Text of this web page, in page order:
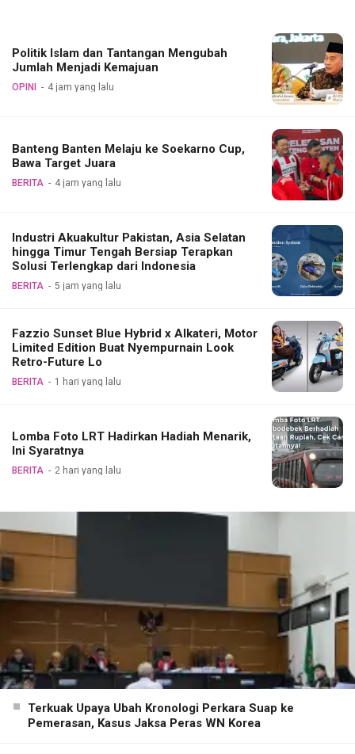
Politik Islam dan Tantangan Mengubah
Jumlah Menjadi Kemajuan
OPINI 4 jam yang lalu
Banteng Banten Melaju ke Soekarno Cup,
Bawa Target Juara
BERITA 4 jam yang lalu
Industri Akuakultur Pakistan, Asia Selatan
hingga Timur Tengah Bersiap Terapkan
Solusi Terlengkap dari Indonesia
BERITA 5 jam yang lalu
Fazzio Sunset Blue Hybrid x Alkateri, Motor
Limited Edition Buat Nyempurnain Look
Retro-Future Lo
BERITA 1 hari yang lalu
Lomba Foto LRT Hadirkan Hadiah Menarik,
Ini Syaratnya
BERITA 2 hari yang lalu
Terkuak Upaya Ubah Kronologi Perkara Suap ke
Pemerasan, Kasus Jaksa Peras WN Korea